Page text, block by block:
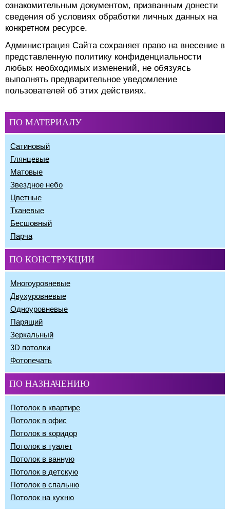
ознакомительным документом, призванным донести
сведения об условиях обработки личных данных на
конкретном ресурсе.
Администрация Сайта сохраняет право на внесение в
представленную политику конфиденциальности
любых необходимых изменений, не обязуясь
выполнять предварительное уведомление
пользователей об этих действиях.
ПО МАТЕРИАЛУ
Сатиновый
Глянцевые
Матовые
Звездное небо
Цветные
Тканевые
Бесшовный
Парча
ПО КОНСТРУКЦИИ
Многоуровневые
Двухуровневые
Одноуровневые
Парящий
Зеркальный
3D потолки
Фотопечать
ПО НАЗНАЧЕНИЮ
Потолок в квартире
Потолок в офис
Потолок в коридор
Потолок в туалет
Потолок в ванную
Потолок в детскую
Потолок в спальню
Потолок на кухню